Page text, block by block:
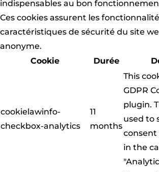
indispensables au bon
Ces cookies assurent les
caractéristiques de sécurité du site
anonyme.
Cookie
Durée
cookielawinfo-
checkbox-analytics
11
months
This
GDPR
plugin.
used to
consent
in the